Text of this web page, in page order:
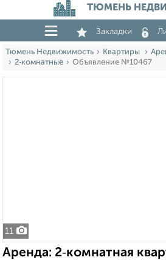
ТЮМЕНЬ
Закладки
Тюмень Недвижимость Квартиры
2‑комнатные
Объявление №10467
11
Аренда: 2‑комнатная